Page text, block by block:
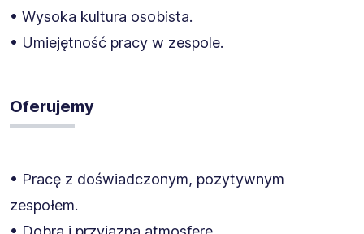
• Wysoka kultura osobista.
• Umiejętność pracy w zespole.
Oferujemy
• Pracę z doświadczonym, pozytywnym
zespołem.